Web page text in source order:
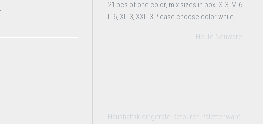
21 pcs of one color, mix sizes in box: S-3, M-6,
L-6, XL-3, XXL-3 Please choose color while ...
Heute Neuware
Haushaltskleingeräte Retouren Palettenware